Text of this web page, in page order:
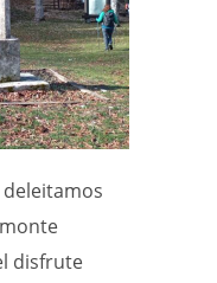
disfrute